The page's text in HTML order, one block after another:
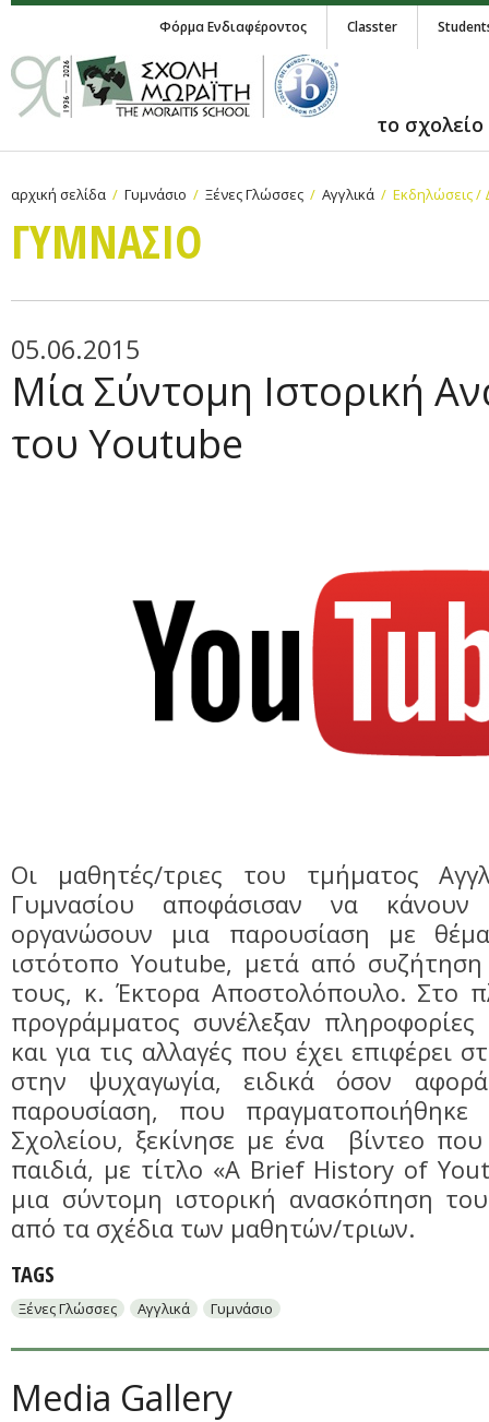
Φόρμα Ενδιαφέροντος Classter
το σχολείο
αρχική σελίδα Γυμνάσιο Ξένες Γλώσσες Αγγλικά Εκδηλώσεις /
ΓΥΜΝAΣΙΟ
05.06.2015
Μία Σύντομη Ιστορική
του Youtube
Οι μαθητές/τριες του τμήματος
Γυμνασίου αποφάσισαν να
οργανώσουν μια παρουσίαση με
ιστότοπο Youtube, μετά από
τους, κ. Έκτορα Αποστολόπουλο. Στο
προγράμματος συνέλεξαν
και για τις αλλαγές που έχει επιφέρει
στην ψυχαγωγία, ειδικά όσον
παρουσίαση, που
Σχολείου, ξεκίνησε με ένα βίντεο
παιδιά, με τίτλο «A Brief History of
μια σύντομη ιστορική ανασκόπηση
από τα σχέδια των μαθητών/τριων.
TAGS
Ξένες Γλώσσες Αγγλικά Γυμνάσιο
Media Gallery